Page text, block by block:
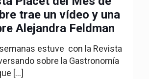
trae un vídeo y una
Alejandra Feldman
estuve con la Revista
sobre la Gastronomía
[…]